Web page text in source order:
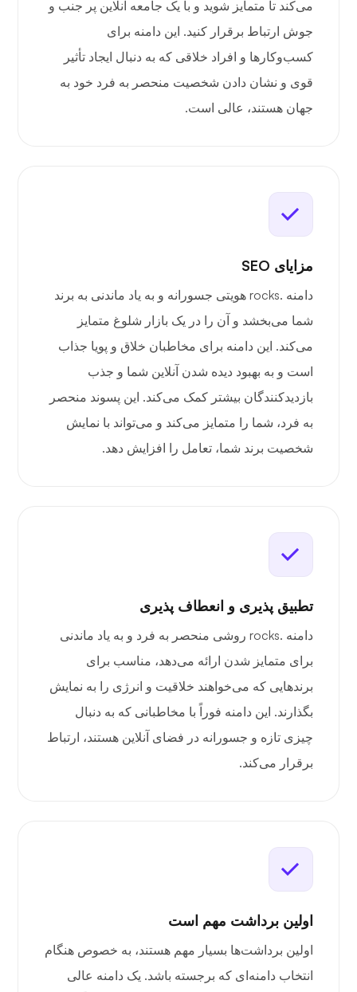
می‌کند تا متمایز شوید و با یک جامعه آنلاین پر جنب و
جوش ارتباط برقرار کنید. این دامنه برای
کسب‌وکارها و افراد خلاقی که به دنبال ایجاد تأثیر
قوی و نشان دادن شخصیت منحصر به فرد خود به
جهان هستند، عالی است.
مزایای SEO
دامنه .rocks هویتی جسورانه و به یاد ماندنی به برند
شما می‌بخشد و آن را در یک بازار شلوغ متمایز
می‌کند. این دامنه برای مخاطبان خلاق و پویا جذاب
است و به بهبود دیده شدن آنلاین شما و جذب
بازدیدکنندگان بیشتر کمک می‌کند. این پسوند منحصر
به فرد، شما را متمایز می‌کند و می‌تواند با نمایش
شخصیت برند شما، تعامل را افزایش دهد.
تطبیق پذیری و انعطاف پذیری
دامنه .rocks روشی منحصر به فرد و به یاد ماندنی
برای متمایز شدن ارائه می‌دهد، مناسب برای
برندهایی که می‌خواهند خلاقیت و انرژی را به نمایش
بگذارند. این دامنه فوراً با مخاطبانی که به دنبال
چیزی تازه و جسورانه در فضای آنلاین هستند، ارتباط
برقرار می‌کند.
اولین برداشت مهم است
اولین برداشت‌ها بسیار مهم هستند، به خصوص هنگام
انتخاب دامنه‌ای که برجسته باشد. یک دامنه عالی